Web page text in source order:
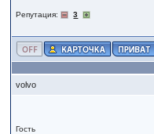
Репутация: 3
volvo
Гость